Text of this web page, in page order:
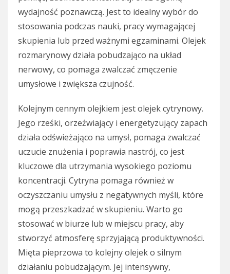
wydajność poznawczą. Jest to idealny wybór do
stosowania podczas nauki, pracy wymagającej
skupienia lub przed ważnymi egzaminami. Olejek
rozmarynowy działa pobudzająco na układ
nerwowy, co pomaga zwalczać zmęczenie
umysłowe i zwiększa czujność.
Kolejnym cennym olejkiem jest olejek cytrynowy.
Jego rześki, orzeźwiający i energetyzujący zapach
działa odświeżająco na umysł, pomaga zwalczać
uczucie znużenia i poprawia nastrój, co jest
kluczowe dla utrzymania wysokiego poziomu
koncentracji. Cytryna pomaga również w
oczyszczaniu umysłu z negatywnych myśli, które
mogą przeszkadzać w skupieniu. Warto go
stosować w biurze lub w miejscu pracy, aby
stworzyć atmosferę sprzyjającą produktywności.
Mięta pieprzowa to kolejny olejek o silnym
działaniu pobudzającym. Jej intensywny,